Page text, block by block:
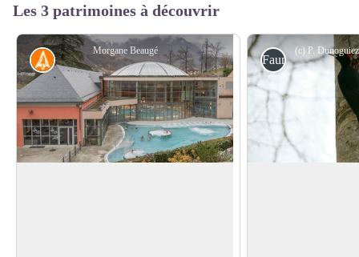
Les 3 patrimoines à découvrir
Morgane Beaugé
Histoire Faune